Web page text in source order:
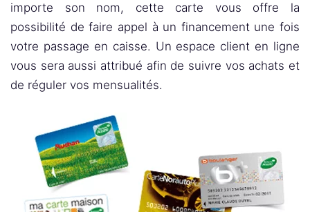
importe son nom, cette carte vous offre la
possibilité de faire appel à un financement une fois
votre passage en caisse. Un espace client en ligne
vous sera aussi attribué afin de suivre vos achats et
de réguler vos mensualités.